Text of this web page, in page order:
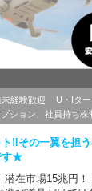
未経験歓迎
U・Iタ
ション、社員持ち株
‼その一翼を担
す★
市場15兆